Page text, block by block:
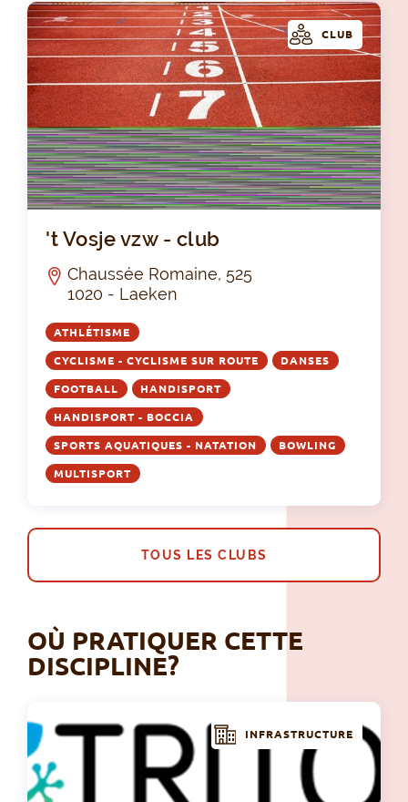
CLUB
't Vosje vzw - club
Chaussée Romaine, 525
1020 - Laeken
ATHLÉTISME
CYCLISME - CYCLISME SUR ROUTE DANSES
FOOTBALL HANDISPORT
HANDISPORT - BOCCIA
SPORTS AQUATIQUES - NATATION BOWLING
MULTISPORT
TOUS LES CLUBS
OÙ PRATIQUER CETTE
DISCIPLINE?
INFRASTRUCTURE